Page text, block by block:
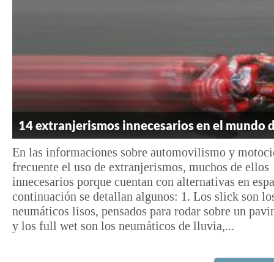
14 extranjerismos innecesarios en el mundo
En las informaciones sobre automovilismo y
frecuente el uso de extranjerismos, muchos de ellos
innecesarios porque cuentan con alternativas en
continuación se detallan algunos: 1. Los slick son
neumáticos lisos, pensados para rodar sobre un
y los full wet son los neumáticos de lluvia,...